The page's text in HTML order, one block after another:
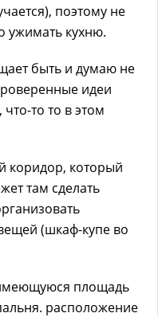
поэтому не
ужимать кухню.
быть и думаю не
идеи
то то в этом
коридор, который
там сделать
(шкаф-купе во
площадь
расположение